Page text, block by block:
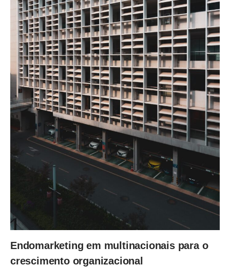
Endomarketing em multinacionais para o
crescimento organizacional